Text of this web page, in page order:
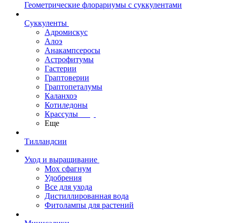
Геометрические флорариумы с суккулентами
Суккуленты
Адромискус
Алоэ
Анакампсеросы
Астрофитумы
Гастерии
Граптоверии
Граптопеталумы
Каланхоэ
Котиледоны
Крассулы
Еще
Тилландсии
Уход и выращивание
Мох сфагнум
Удобрения
Все для ухода
Дистиллированная вода
Фитолампы для растений